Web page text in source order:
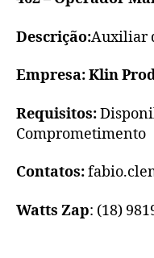
Descrição:Auxiliar
Empresa: Klin
Requisitos:
Comprometimento
Contatos:
Watts Zap: (18)